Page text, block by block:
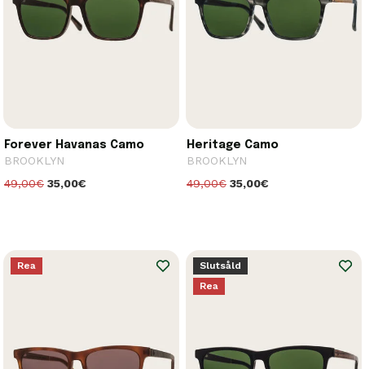
Forever Havanas Camo
BROOKLYN
49,00€ 35,00€
Heritage Camo
BROOKLYN
49,00€ 35,00€
Rea
Slutsåld
Rea